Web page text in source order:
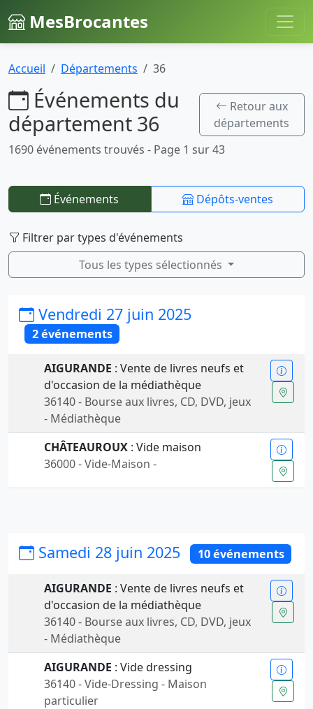
MesBrocantes
Accueil Départements 36
Événements du
département 36
Retour aux
départements
1690 événements trouvés - Page 1 sur 43
Événements Dépôts-ventes
Filtrer par types d'événements
Tous les types sélectionnés
Vendredi 27 juin 2025
2 événements
AIGURANDE : Vente de livres neufs et
d'occasion de la médiathèque
36140 - Bourse aux livres, CD, DVD, jeux
- Médiathèque
CHÂTEAUROUX : Vide maison
36000 - Vide-Maison -
Samedi 28 juin 2025 10 événements
AIGURANDE : Vente de livres neufs et
d'occasion de la médiathèque
36140 - Bourse aux livres, CD, DVD, jeux
- Médiathèque
AIGURANDE : Vide dressing
36140 - Vide-Dressing - Maison
particulier